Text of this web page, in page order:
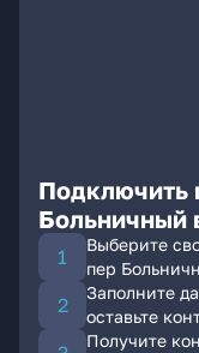
Подключить
Больничный
Выберите
пер
Заполните
оставьте
Получите